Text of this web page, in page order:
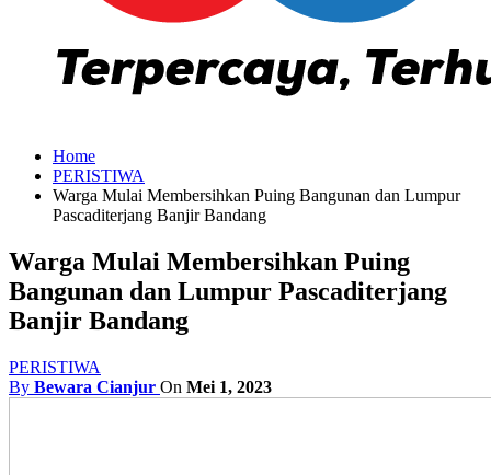
Home
PERISTIWA
Warga Mulai Membersihkan Puing Bangunan dan Lumpur
Pascaditerjang Banjir Bandang
Warga Mulai Membersihkan Puing
Bangunan dan Lumpur Pascaditerjang
Banjir Bandang
PERISTIWA
By Bewara Cianjur On Mei 1, 2023